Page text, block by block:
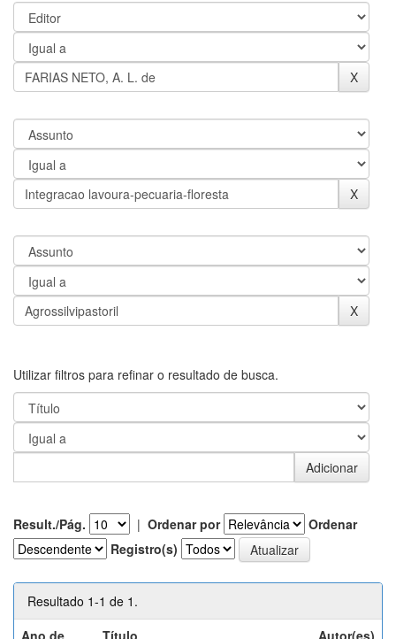
Utilizar filtros para refinar o resultado de busca.
Result./Pág. | Ordenar por
Ordenar
Registro(s)
Resultado 1-1 de 1.
Ano de
Título Autor(es)